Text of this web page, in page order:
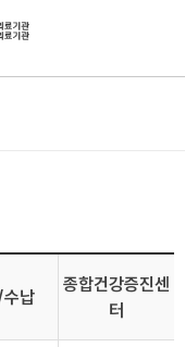
납
종합건강증진센
터